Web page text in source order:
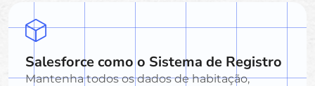
Salesforce como o Sistema de Registro
Mantenha todos os dados de habitação,